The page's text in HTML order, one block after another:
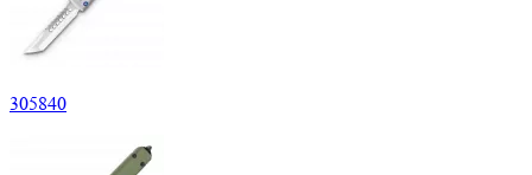
305840